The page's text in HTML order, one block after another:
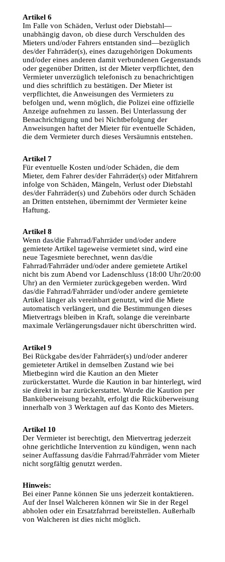
Artikel 6
Im Falle von Schäden, Verlust oder Diebstahl—
unabhängig davon, ob diese durch Verschulden des
Mieters und/oder Fahrers entstanden sind—bezüglich
des/der Fahrräder(s), eines dazugehörigen Dokuments
und/oder eines anderen damit verbundenen Gegenstands
oder gegenüber Dritten, ist der Mieter verpflichtet
Vermieter unverzüglich telefonisch zu benachrichtigen
und dies schriftlich zu bestätigen. Der Mieter ist
verpflichtet, die Anweisungen des Vermieters zu
befolgen und, wenn möglich, die Polizei eine offizielle
Anzeige aufnehmen zu lassen. Bei Unterlassung
der
Benachrichtigung und bei Nichtbefolgung
der
Anweisungen haftet der Mieter für eventuelle Schäden,
die dem Vermieter durch dieses Versäumnis entstehen.
Artikel 7
Für eventuelle Kosten und/oder Schäden, die dem
Mieter, dem Fahrer des/der Fahrräder(s) oder Mitfahrern
infolge von Schäden, Mängeln, Verlust oder Diebstahl
des/der Fahrräder(s) und Zubehörs oder durch Schäden
an Dritten entstehen, übernimmt der Vermieter keine
Haftung.
Artikel 8
Wenn das/die Fahrrad/Fahrräder und/oder
gemietete Artikel tageweise vermietet sind, wird eine
neue Tagesmiete berechnet, wenn
Fahrrad/Fahrräder und/oder andere gemietete Artikel
nicht bis zum Abend vor Ladenschluss (18:00 Uhr
Uhr) an den Vermieter zurückgegeben werden. Wird
das/die Fahrrad/Fahrräder und/oder andere gemietete
Artikel länger als vereinbart genutzt, wird die Miete
automatisch verlängert, und die Bestimmungen dieses
Mietvertrags bleiben in Kraft, solange die vereinbarte
maximale Verlängerungsdauer nicht überschritten wird.
Artikel 9
Bei Rückgabe des/der Fahrräder(s) und/oder anderer
gemieteter Artikel in demselben Zustand
Mietbeginn wird die Kaution an
den Mieter
zurückerstattet. Wurde die Kaution in bar hinterlegt, wird
sie direkt in bar zurückerstattet. Wurde die Kaution
per
Banküberweisung bezahlt, erfolgt die Rücküberweisung
innerhalb von 3 Werktagen auf das Konto des Mieters.
Artikel 10
Der Vermieter ist berechtigt, den Mietvertrag jederzeit
ohne gerichtliche Intervention zu kündigen, wenn nach
seiner Auffassung das/die Fahrrad/Fahrräder vom Mieter
nicht sorgfältig genutzt werden.
Hinweis:
Bei einer Panne können Sie uns jederzeit kontaktieren
Auf der Insel Walcheren können wir Sie
abholen oder ein Ersatzfahrrad bereitstellen. Außerhalb
von Walcheren ist dies nicht möglich.